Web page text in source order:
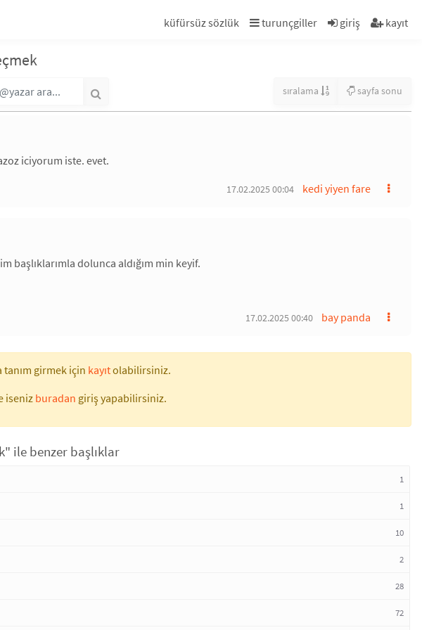
küfürsüz sözlük turunçgiller giriş kayıt
sıralama sayfa sonu
iciyorum iste. evet.
kedi yiyen fare
17.02.2025 00:04
başlıklarımla dolunca aldığım min keyif.
bay panda
17.02.2025 00:40
tanım girmek için kayıtolabilirsiniz.
iseniz buradan giriş yapabilirsiniz.
ile benzer başlıklar
1
1
10
2
28
72